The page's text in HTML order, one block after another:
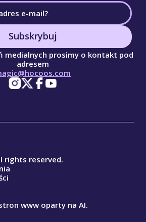
Subskrybuj
medialnych prosimy o kontakt pod
adresem
rights reserved.
www oparty na AI.